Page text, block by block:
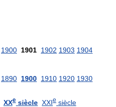
1900 1901 1902 1903 1904
1890 1900 1910 1920 1930
XXe siècle XXIe siècle